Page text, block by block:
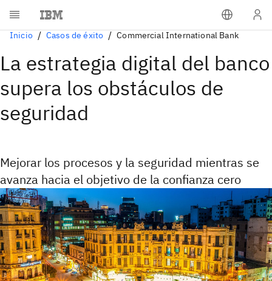
Inicio Casos de éxito Commercial International Bank
La estrategia digital del banco
supera los obstáculos de
seguridad
Mejorar los procesos y la seguridad mientras se
avanza hacia el objetivo de la confianza cero